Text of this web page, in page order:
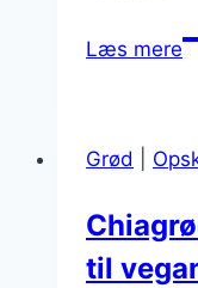
Læs mere
Grød
til